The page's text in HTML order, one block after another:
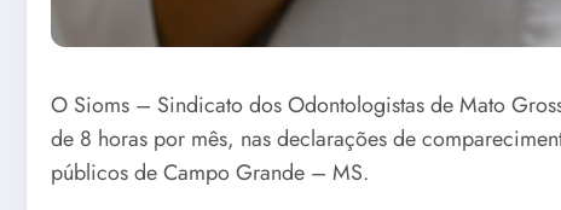
O Sioms – Sindicato dos Odontologistas de Mato
de 8 horas por mês, nas declarações de
públicos de Campo Grande – MS.